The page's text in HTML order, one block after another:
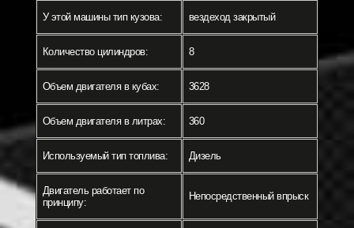
У этой машины тип кузова: вездеход закрытый
Количество цилиндров: 8
Объем двигателя в кубах: 3628
Объем двигателя в литрах: 360
Используемый тип топлива: Дизель
Двигатель работает по
принципу:
Непосредственный впрыск